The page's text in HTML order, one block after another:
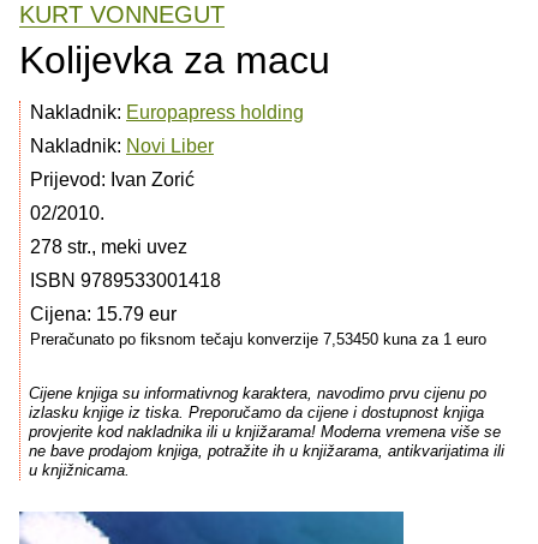
KURT VONNEGUT
Kolijevka za macu
Nakladnik: Europapress holding
Nakladnik: Novi Liber
Prijevod: Ivan Zorić
02/2010.
278 str., meki uvez
ISBN 9789533001418
Cijena: 15.79 eur
Preračunato po fiksnom tečaju konverzije 7,53450 kuna za 1 euro
Cijene knjiga su informativnog karaktera, navodimo prvu cijenu po
izlasku knjige iz tiska. Preporučamo da cijene i dostupnost knjiga
provjerite kod nakladnika ili u knjižarama! Moderna vremena više se
ne bave prodajom knjiga, potražite ih u knjižarama, antikvarijatima ili
u knjižnicama.